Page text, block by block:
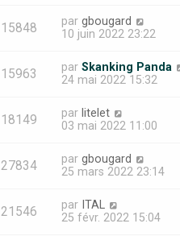
15848 par gbougard
10 juin 2022 23:22
15963 par Skanking Panda
24 mai 2022 15:32
18149 par litelet
03 mai 2022 11:00
27834 par gbougard
25 mars 2022 23:14
21546 par ITAL
25 févr. 2022 15:04